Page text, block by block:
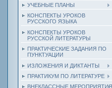
УЧЕБНЫЕ ПЛАНЫ
КОНСПЕКТЫ УРОКОВ
РУССКОГО ЯЗЫКА
КОНСПЕКТЫ УРОКОВ
РУССКОЙ ЛИТЕРАТУРЫ
ПРАКТИЧЕСКИЕ ЗАДАНИЯ ПО
ПУНКТУАЦИИ
ИЗЛОЖЕНИЯ И ДИКТАНТЫ
ПРАКТИКУМ ПО ЛИТЕРАТУРЕ
ВНЕКЛАССНЫЕ МЕРОПРИЯТИЯ